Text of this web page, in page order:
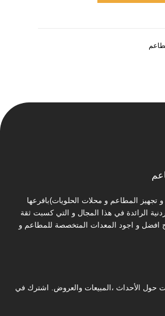
المطاعم و محلات الحلويات)بافرعها
الرائدة في هذا المجال و التي كسبت ثقة
افضل و اجود المعدات المتخصصة للمطاعم و
حول الأحداث ،المبيعات والعروض. اشترك في